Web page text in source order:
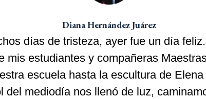
Diana Hernández Juárez
días de tristeza, ayer fue un día feliz.
mis estudiantes y compañeras
escuela hasta la escultura de Elena
del mediodía nos llenó de luz,